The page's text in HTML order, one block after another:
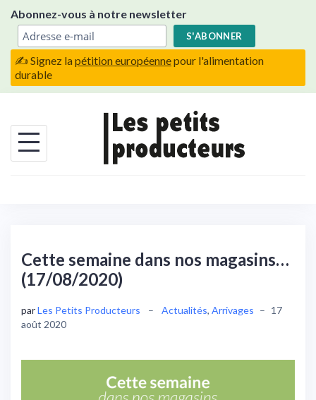
content
Abonnez-vous à notre newsletter
✍️ Signez lapétition européennepour l'alimentation
durable
Cette semaine dans nos magasins…
(17/08/2020)
parLes Petits Producteurs – Actualités, Arrivages – 17
août 2020